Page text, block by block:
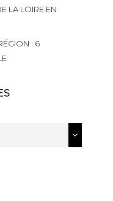
LA LOIRE EN
: 6